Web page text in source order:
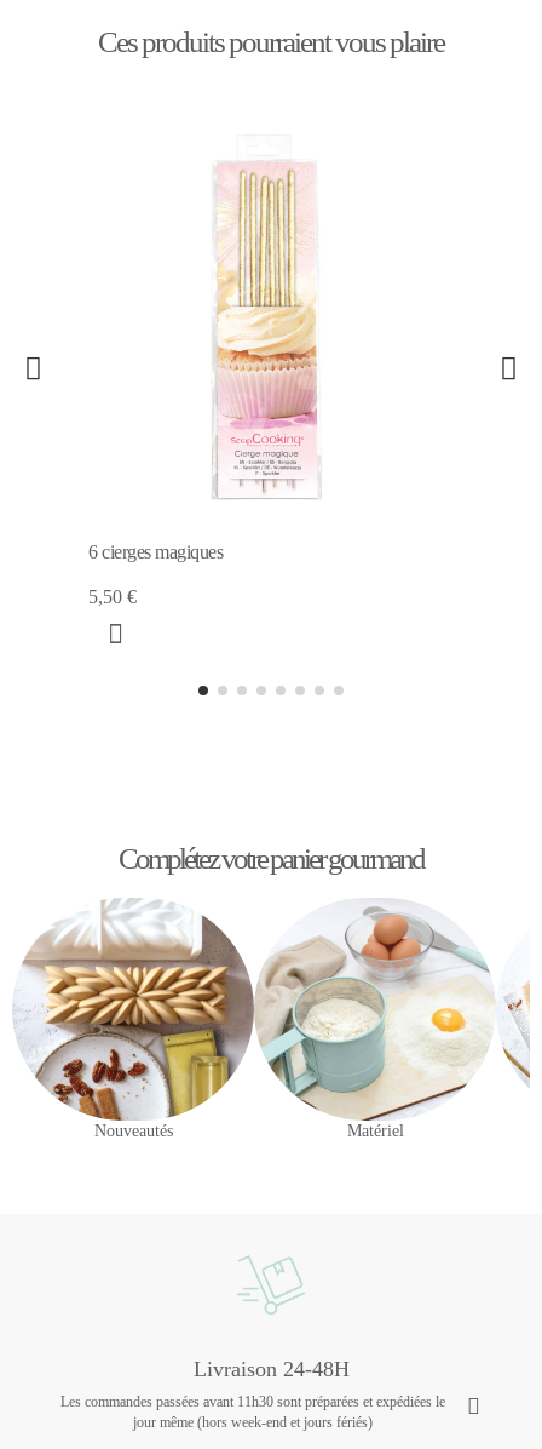
Ces produits pourraient vous plaire
6 cierges magiques
5,50 €
Complétez votre panier gourmand
Nouveautés Matériel
Livraison 24-48H
Les commandes passées avant 11h30 sont préparées et expédiées le
jour même (hors week-end et jours fériés)